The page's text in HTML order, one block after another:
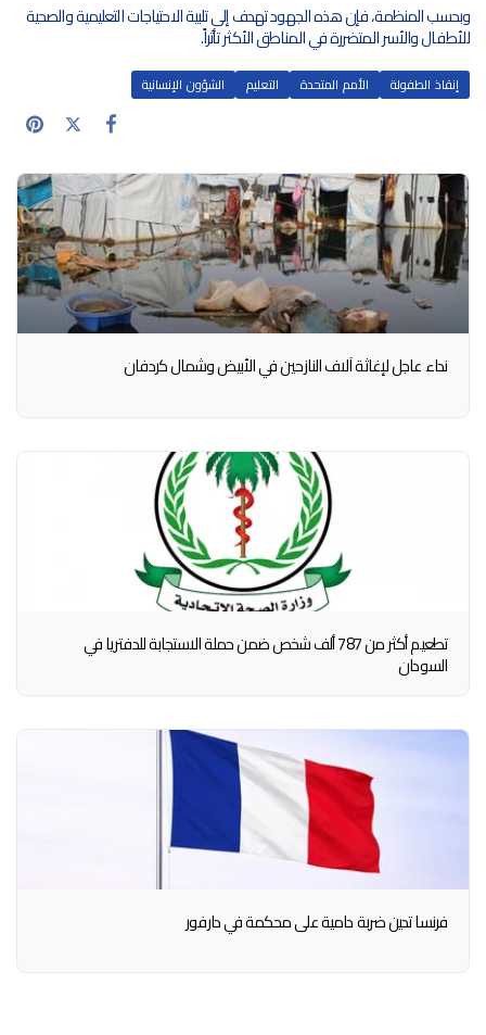
وبحسب المنظمة، فإن هذه الجهود تهدف إلى تلبية الاحتياجات التعليمية والصحية
للأطفال والأسر المتضررة في المناطق الأكثر تأثراً.
إنقاذ الطفولة الأمم المتحدة التعليم الشؤون الإنسانية
نداء عاجل لإغاثة آلاف النازحين في الأبيض وشمال كردفان
تطعيم أكثر من 787 ألف شخص ضمن حملة الاستجابة للدفتريا في
السودان
فرنسا تدين ضربة دامية على محكمة في دارفور